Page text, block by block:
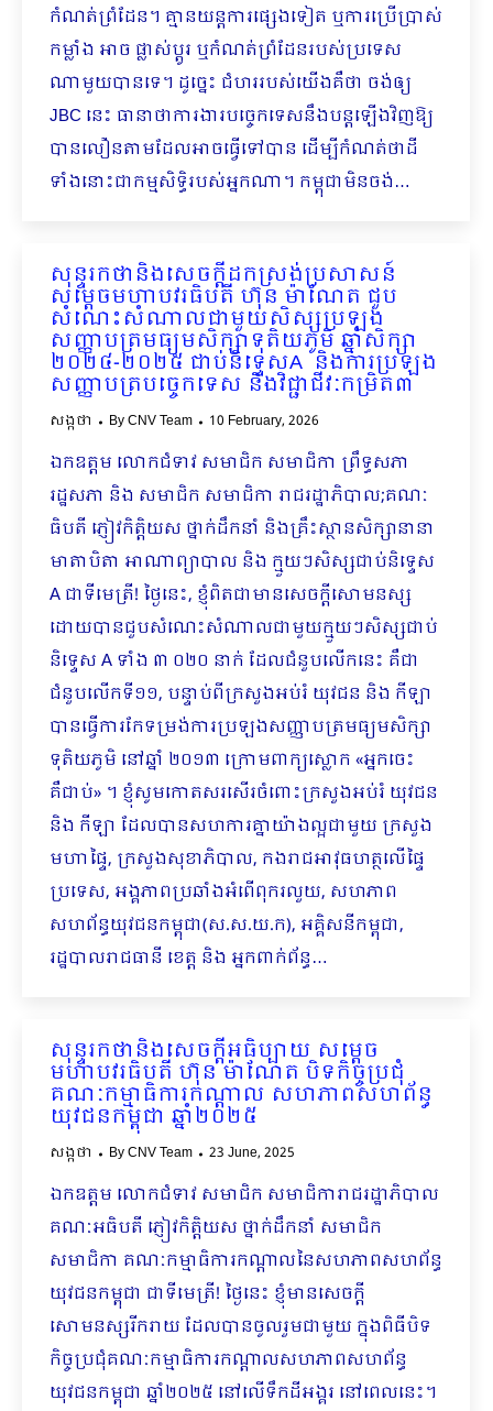
កំណត់ព្រំដែន។ គ្មានយន្តការផ្សេងទៀត ឬការប្រើប្រាស់
កម្លាំង អាច ផ្លាស់ប្តូរ ឬកំណត់ព្រំដែនរបស់ប្រទេស
ណាមួយបានទេ។ ដូច្នេះ ជំហររបស់យើងគឺថា ចង់ឲ្យ
JBC នេះ ធានាថាការងារបច្ចេកទេសនឹងបន្តឡើងវិញឱ្យ
បានលឿនតាមដែលអាចធ្វើទៅបាន ដើម្បីកំណត់ថាដី
ទាំងនោះជាកម្មសិទ្ធិរបស់អ្នកណា។ កម្ពុជាមិនចង់…
សុន្ទរកថានិងសេចក្ដីដកស្រង់ប្រសាសន៍
សម្ដេចមហាបវរធិបតី ហ៊ុន ម៉ាណែត ជួប
សំណេះសំណាលជាមួយសិស្សប្រឡង
សញ្ញាបត្រមធ្យមសិក្សាទុតិយភូមិ ឆ្នាំសិក្សា
២០២៤-២០២៥ ជាប់និទ្ទេសA និងការប្រឡង
សញ្ញាបត្របច្ចេកទេស និងវិជ្ជាជីវៈកម្រិត៣
សង្កថា ByCNV Team 10 February, 2026
ឯកឧត្តម លោកជំទាវ សមាជិក សមាជិកា ព្រឹទ្ធសភា
រដ្ឋសភា និង សមាជិក សមាជិកា រាជរដ្ឋាភិបាល;គណៈ
ធិបតី ភ្ញៀវកិត្តិយស ថ្នាក់ដឹកនាំ និងគ្រឹះស្ថានសិក្សានានា
មាតាបិតា អាណាព្យាបាល និង ក្មួយៗសិស្សជាប់និទ្ទេស
A ជាទីមេត្រី! ថ្ងៃនេះ, ខ្ញុំពិតជាមានសេចក្ដីសោមនស្ស
ដោយបានជួបសំណេះសំណាលជាមួយក្មួយៗសិស្សជាប់
និទ្ទេស A ទាំង ៣ ០២០ នាក់ ដែលជំនួបលើកនេះ គឺជា
ជំនួបលើកទី១១, បន្ទាប់ពីក្រសួងអប់រំ យុវជន និង កីឡា
បានធ្វើការកែទម្រង់ការប្រឡងសញ្ញាបត្រមធ្យមសិក្សា
ទុតិយភូមិ នៅឆ្នាំ ២០១៣ ក្រោមពាក្យស្លោក «អ្នកចេះ
គឺជាប់» ។ ខ្ញុំសូមកោតសរសើរចំពោះក្រសួងអប់រំ យុវជន
និង កីឡា ដែលបានសហការគ្នាយ៉ាងល្អជាមួយ ក្រសួង
មហាផ្ទៃ, ក្រសួងសុខាភិបាល, កងរាជអាវុធហត្ថលើផ្ទៃ
ប្រទេស, អង្គភាពប្រឆាំងអំពើពុករលួយ, សហភាព
សហព័ន្ធយុវជនកម្ពុជា(ស.ស.យ.ក), អគ្គិសនីកម្ពុជា,
រដ្ឋបាលរាជធានី ខេត្ត និង អ្នកពាក់ព័ន្ធ…
សុន្ទរកថានិងសេចក្ដីអធិប្បាយ សម្ដេច
មហាបវរធិបតី ហ៊ុន ម៉ាណែត បិទកិច្ចប្រជុំ
គណៈកម្មាធិការកណ្តាល សហភាពសហព័ន្ធ
យុវជនកម្ពុជា ឆ្នាំ២០២៥
សង្កថា ByCNV Team 23 June, 2025
ឯកឧត្តម លោកជំទាវ សមាជិក សមាជិការាជរដ្ឋាភិបាល
គណៈអធិបតី ភ្ញៀវកិត្តិយស ថ្នាក់ដឹកនាំ សមាជិក
សមាជិកា គណៈកម្មាធិការកណ្ដាលនៃសហភាពសហព័ន្ធ
យុវជនកម្ពុជា ជាទីមេត្រី! ថ្ងៃនេះ ខ្ញុំមានសេចក្តី
សោមនស្សរីករាយ ដែលបានចូលរួមជាមួយ ក្នុងពិធីបិទ
កិច្ចប្រជុំគណៈកម្មាធិការកណ្តាលសហភាពសហព័ន្ធ​
យុវជនកម្ពុជា ឆ្នាំ២០២៥ នៅលើទឹកដីអង្គរ នៅពេលនេះ។